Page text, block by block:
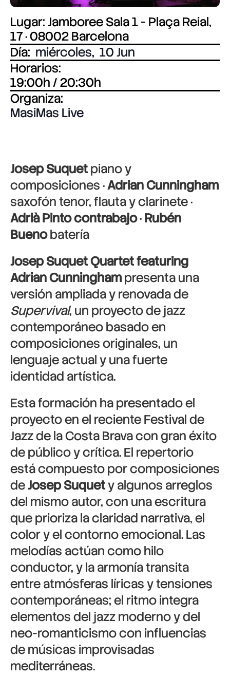
Lugar: Jamboree Sala 1 - Plaça Reial,
17 · 08002 Barcelona
Día: miércoles, 10 Jun
Horarios:
19:00h / 20:30h
Organiza:
MasiMas Live
Josep Suquetpiano y
composiciones ·Adrian Cunningham
saxofón tenor, flauta y clarinete ·
Adrià Pinto contrabajo·Rubén
Buenobatería
Josep Suquet Quartet featuring
Adrian Cunninghampresenta una
versión ampliada y renovada de
Supervival, un proyecto de jazz
contemporáneo basado en
composiciones originales, un
lenguaje actual y una fuerte
identidad artística.
Esta formación ha presentado el
proyecto en el reciente Festival de
Jazz de la Costa Brava con gran éxito
de público y crítica. El repertorio
está compuesto por composiciones
deJosep Suquety algunos arreglos
del mismo autor, con una escritura
que prioriza la claridad narrativa, el
color y el contorno emocional. Las
melodías actúan como hilo
conductor, y la armonía transita
entre atmósferas líricas y tensiones
contemporáneas; el ritmo integra
elementos del jazz moderno y del
neo-romanticismo con influencias
de músicas improvisadas
mediterráneas.